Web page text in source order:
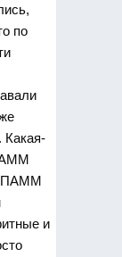
по
Какая-
ПАММ
и